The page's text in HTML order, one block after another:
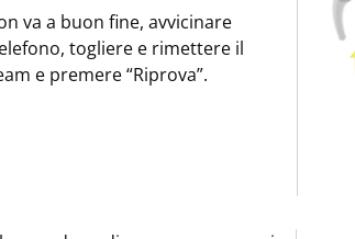
va a buon fine, avvicinare
togliere e rimettere il
e premere “Riprova”.